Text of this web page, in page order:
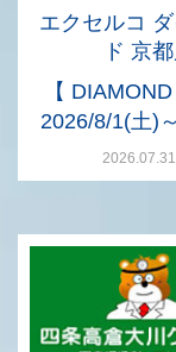
エクセルコ
ド 京
【 DIAMOND
2026/8/1(土)